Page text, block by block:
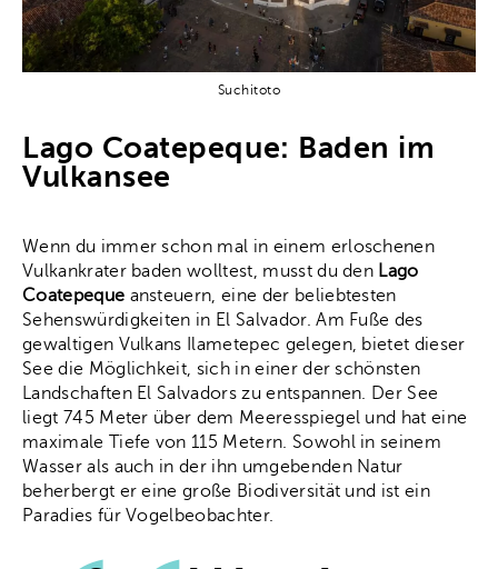
Suchitoto
Lago Coatepeque: Baden im
Vulkansee
Wenn du immer schon mal in einem erloschenen
Vulkankrater baden wolltest, musst du den Lago
Coatepeque ansteuern, eine der beliebtesten
Sehenswürdigkeiten in El Salvador. Am Fuße des
gewaltigen Vulkans Ilametepec gelegen, bietet dieser
See die Möglichkeit, sich in einer der schönsten
Landschaften El Salvadors zu entspannen. Der See
liegt 745 Meter über dem Meeresspiegel und hat eine
maximale Tiefe von 115 Metern. Sowohl in seinem
Wasser als auch in der ihn umgebenden Natur
beherbergt er eine große Biodiversität und ist ein
Paradies für Vogelbeobachter.